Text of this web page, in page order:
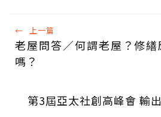
← 上一篇
老屋問答／何謂老屋？修繕
嗎？
第3屆亞太社創高峰會 輸